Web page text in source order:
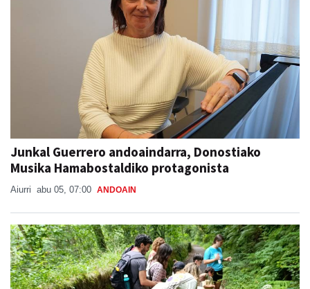
Junkal Guerrero andoaindarra, Donostiako
Musika Hamabostaldiko protagonista
Aiurri abu 05, 07:00 ANDOAIN